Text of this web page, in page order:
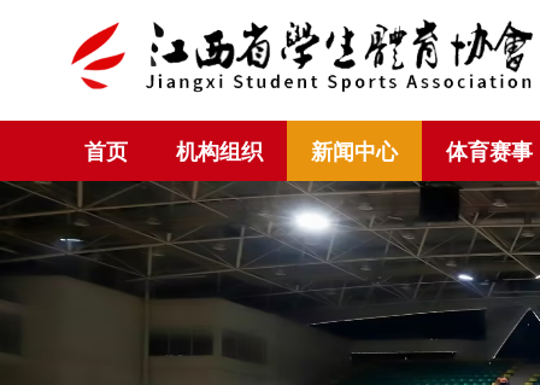
首页 机构组织 新闻中心 体育赛事